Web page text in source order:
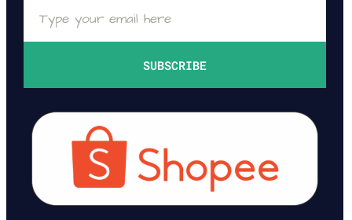
SUBSCRIBE